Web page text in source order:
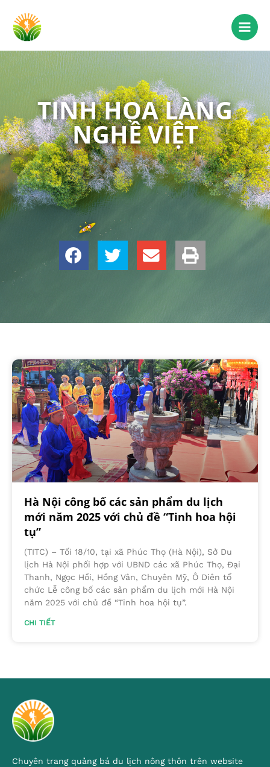
TINH HOA LÀNG
NGHỀ VIỆT
Hà Nội công bố các sản phẩm du lịch
mới năm 2025 với chủ đề “Tinh hoa hội
tụ”
(TITC) – Tối 18/10, tại xã Phúc Thọ (Hà Nội), Sở Du
lịch Hà Nội phối hợp với UBND các xã Phúc Thọ, Đại
Thanh, Ngọc Hồi, Hồng Vân, Chuyên Mỹ, Ô Diên tổ
chức Lễ công bố các sản phẩm du lịch mới Hà Nội
năm 2025 với chủ đề “Tinh hoa hội tụ”.
CHI TIẾT
Chuyên trang quảng bá du lịch nông thôn trên website